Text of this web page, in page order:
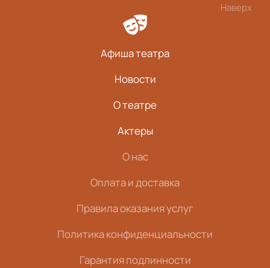
Наверх
Афиша театра
Новости
О театре
Актеры
О нас
Оплата и доставка
Правила оказания услуг
Политика конфиденциальности
Гарантия подлинности